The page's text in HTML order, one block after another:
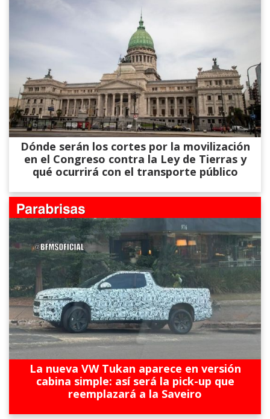
Dónde serán los cortes por la movilización
en el Congreso contra la Ley de Tierras y
qué ocurrirá con el transporte público
La nueva VW Tukan aparece en versión
cabina simple: así será la pick-up que
reemplazará a la Saveiro